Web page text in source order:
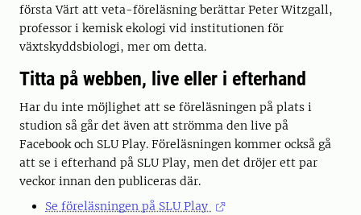
första Värt att veta-föreläsning berättar Peter Witzgall,
professor i kemisk ekologi vid institutionen för
växtskyddsbiologi, mer om detta.
Titta på webben, live eller i efterhand
Har du inte möjlighet att se föreläsningen på plats i
studion så går det även att strömma den live på
Facebook och SLU Play. Föreläsningen kommer också gå
att se i efterhand på SLU Play, men det dröjer ett par
veckor innan den publiceras där.
Se föreläsningen på SLU Play